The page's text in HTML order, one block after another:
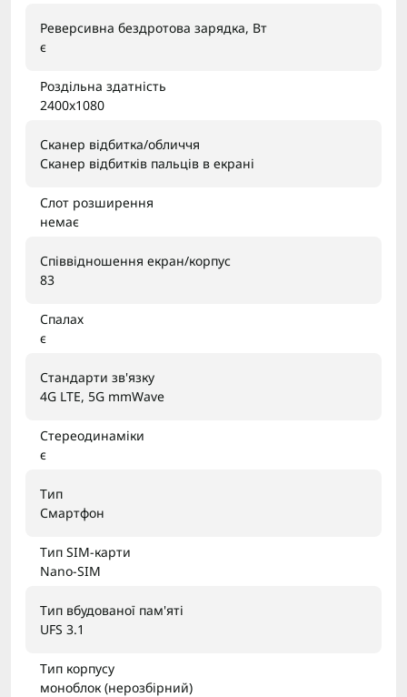
Реверсивна бездротова зарядка, Вт
є
Роздільна здатність
2400x1080
Сканер відбитка/обличчя
Сканер відбитків пальців в екрані
Слот розширення
немає
Співвідношення екран/корпус
83
Спалах
є
Стандарти зв'язку
4G LTE, 5G mmWave
Стереодинаміки
є
Тип
Смартфон
Тип SIM-карти
Nano-SIM
Тип вбудованої пам'яті
UFS 3.1
Тип корпусу
моноблок (нерозбірний)